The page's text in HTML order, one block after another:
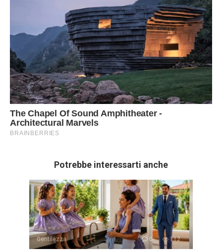
Potrebbe interessarti anche
Gentilezza 0 112